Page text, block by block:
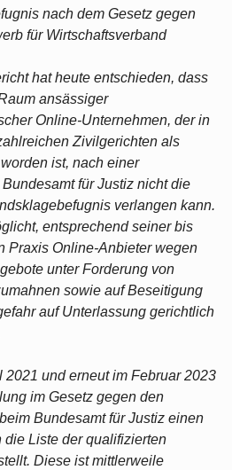
nach dem Gesetz gegen
für Wirtschaftsverband
hat heute entschieden, dass
ansässiger
Online-Unternehmen, der in
Zivilgerichten als
ist, nach einer
für Justiz nicht die
verlangen kann.
entsprechend seiner bis
Praxis Online-Anbieter wegen
unter Forderung von
sowie auf Beseitigung
auf Unterlassung gerichtlich
2021 und erneut im Februar 2023
im Gesetz gegen den
Bundesamt für Justiz einen
Liste der qualifizierten
Diese ist mittlerweile